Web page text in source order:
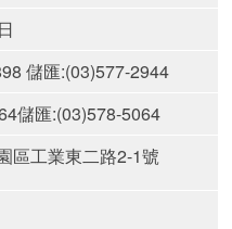
儲匯:(03)577-2944
儲匯:(03)578-5064
區工業東二路2-1號